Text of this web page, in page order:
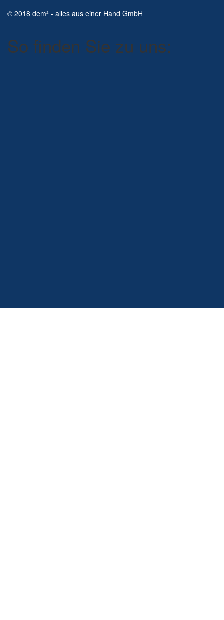
© 2018 dem² - alles aus einer Hand GmbH
So finden Sie zu uns: